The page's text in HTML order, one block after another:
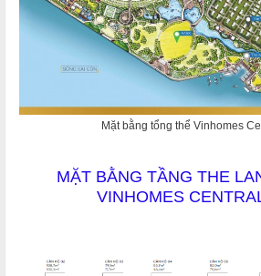
Mặt bằng tổng thể Vinhomes
MẶT BẰNG TẦNG THE
VINHOMES